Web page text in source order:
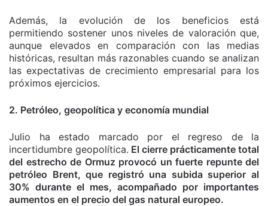
Además, la evolución de los beneficios está
permitiendo sostener unos niveles de valoración que,
aunque elevados en comparación con las medias
históricas, resultan más razonables cuando se analizan
las expectativas de crecimiento empresarial para los
próximos ejercicios.
2. Petróleo, geopolítica y economía mundial
Julio ha estado marcado por el regreso de la
incertidumbre geopolítica. El cierre prácticamente total
del estrecho de Ormuz provocó un fuerte repunte del
petróleo Brent, que registró una subida superior al
30% durante el mes, acompañado por importantes
aumentos en el precio del gas natural europeo.